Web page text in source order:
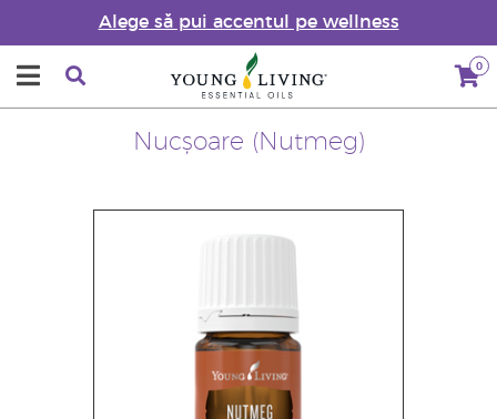
Alege să pui accentul pe wellness
0
Nucșoare (Nutmeg)